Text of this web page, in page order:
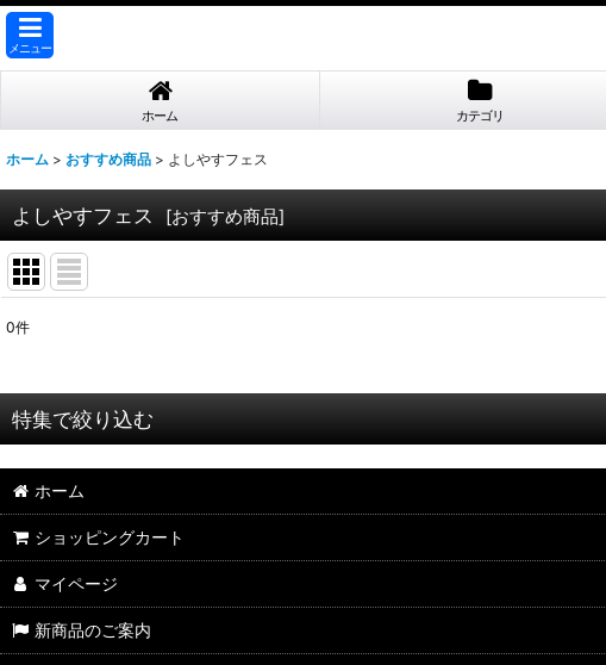
メニュー
ホーム カテゴリ
ホーム > おすすめ商品 > よしやすフェス
よしやすフェス [おすすめ商品]
並び順 :
0件
特集で絞り込む
【業務用 お取引先様専用】
よしやす歳末市
すきやきしゃぶしゃぶ
カレーパン
ホーム
ショッピングカート
マイページ
新商品のご案内